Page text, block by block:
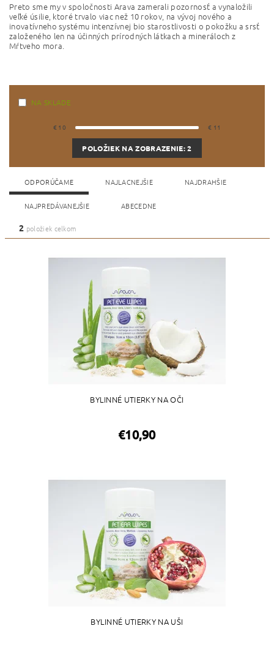
Preto sme my v spoločnosti Arava zamerali pozornosť a vynaložili
veľké úsilie, ktoré trvalo viac než 10 rokov, na vývoj nového a
inovatívneho systému intenzívnej bio starostlivosti o pokožku a srsť
založeného len na účinných prírodných látkach a mineráloch z
Mŕtveho mora.
NA SKLADE
€ 10 € 11
POLOŽIEK NA ZOBRAZENIE:2
ODPORÚČAME NAJLACNEJŠIE NAJDRAHŠIE
NAJPREDÁVANEJŠIE ABECEDNE
2 položiek celkom
BYLINNÉ UTIERKY NA OČI
€10,90
BYLINNÉ UTIERKY NA UŠI